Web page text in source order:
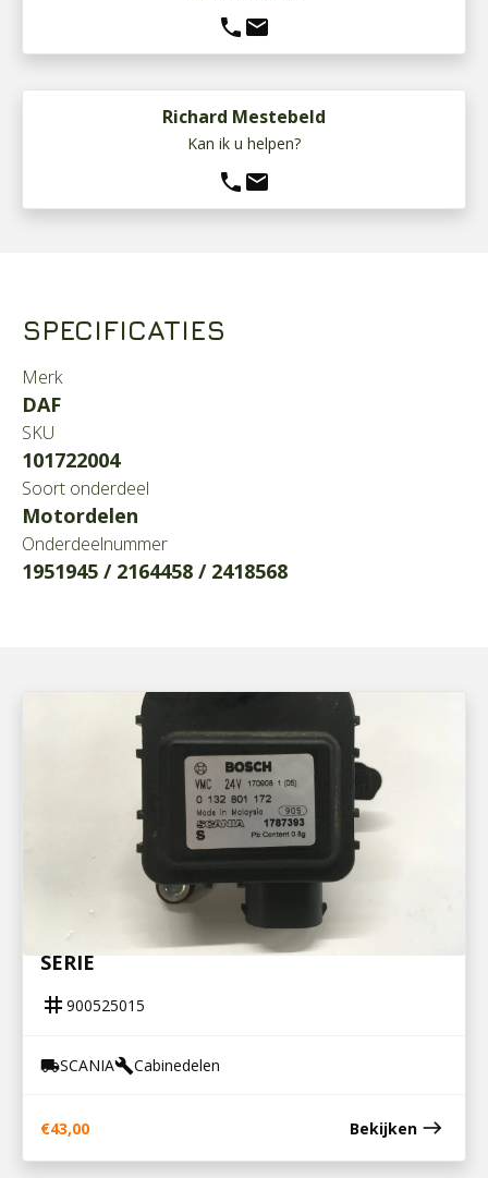
phone mail
Richard Mestebeld
Kan ik u helpen?
phone mail
SPECIFICATIES
Merk
DAF
SKU
101722004
Soort onderdeel
Motordelen
Onderdeelnummer
1951945 / 2164458 / 2418568
900525015
STELMOTOR CABINEVERWARMING R-
SERIE
tag 900525015
local_shippingSCANIAbuildCabinedelen
€43,00 Bekijken east